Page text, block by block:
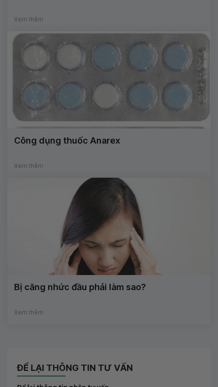
Xem thêm
Công dụng thuốc Anarex
Xem thêm
Bị căng nhức đầu phải làm sao?
Xem thêm
ĐỂ LẠI THÔNG TIN TƯ VẤN